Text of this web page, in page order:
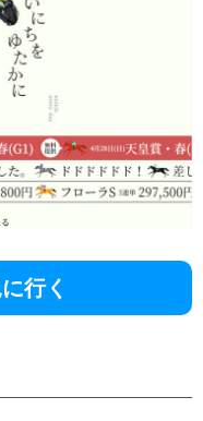
行く